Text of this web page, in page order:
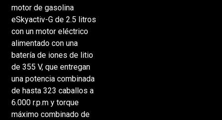
motor de gasolina
eSkyactiv-G de 2.5 litros
con un motor eléctrico
alimentado con una
batería de iones de litio
de 355 V, que entregan
una potencia combinada
de hasta 323 caballos a
6.000 r.p.m y torque
máximo combinado de